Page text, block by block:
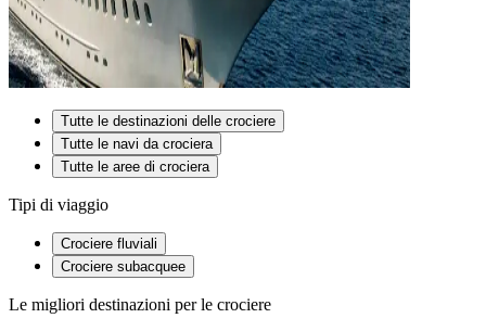
Tutte le destinazioni delle crociere
Tutte le navi da crociera
Tutte le aree di crociera
Tipi di viaggio
Crociere fluviali
Crociere subacquee
Le migliori destinazioni per le crociere